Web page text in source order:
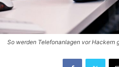
So werden Telefonanlagen vor Hackern